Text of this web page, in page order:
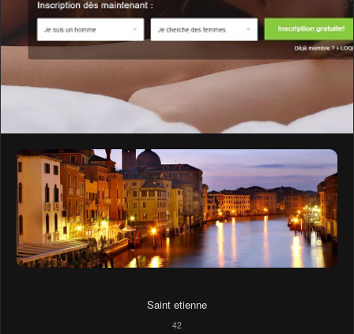
Saint etienne
42